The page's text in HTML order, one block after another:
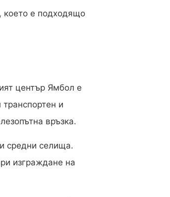
което е подходящо
център Ямбол е
и
връзка.
средни селища.
изграждане на